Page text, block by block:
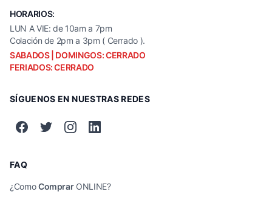
HORARIOS:
LUN A VIE: de 10am a 7pm
Colación de 2pm a 3pm ( Cerrado ).
SABADOS | DOMINGOS: CERRADO
FERIADOS: CERRADO
SÍGUENOS EN NUESTRAS REDES
FAQ
¿ComoComprarONLINE?